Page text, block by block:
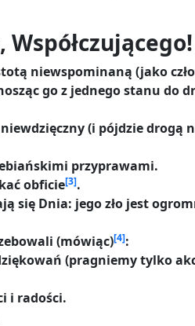
niewspominaną (jako
go z jednego stanu do
(i pójdzie drogą
przyprawami.
obficie[3].
się Dnia: jego zło jest
(mówiąc)[4]:
(pragniemy tylko
i radości.